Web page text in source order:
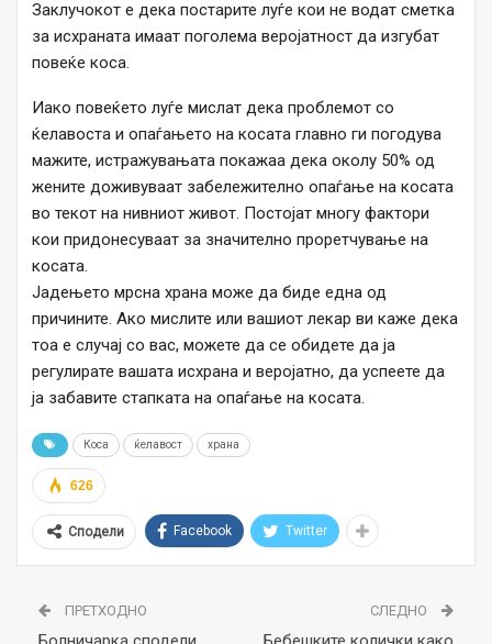
Заклучокот е дека постарите луѓе кои не водат сметка
за исхраната имаат поголема веројатност да изгубат
повеќе коса.
Иако повеќето луѓе мислат дека проблемот со
ќелавоста и опаѓањето на косата главно ги погодува
мажите, истражувањата покажаа дека околу 50% од
жените доживуваат забележително опаѓање на косата
во текот на нивниот живот. Постојат многу фактори
кои придонесуваат за значително проретчување на
косата.
Јадењето мрсна храна може да биде една од
причините. Ако мислите или вашиот лекар ви каже дека
тоа е случај со вас, можете да се обидете да ја
регулирате вашата исхрана и веројатно, да успеете да
ја забавите стапката на опаѓање на косата.
Коса ќелавост храна
626
Сподели Facebook Twitter
ПРЕТХОДНО СЛЕДНО